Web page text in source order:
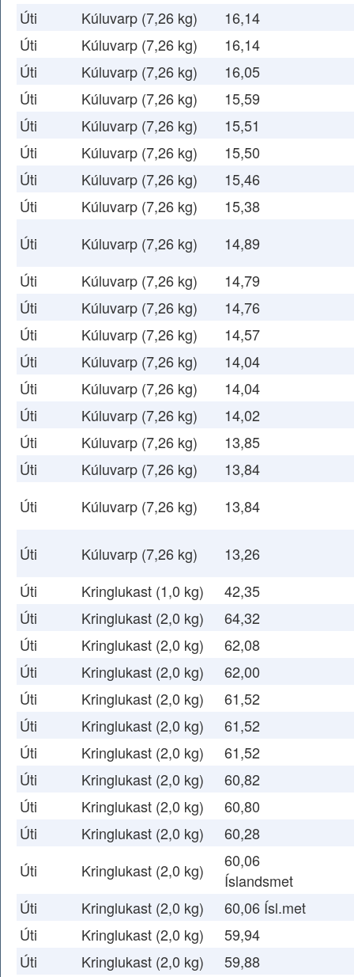
Úti
Kúluvarp (7,26 kg)
16,14
Úti
Kúluvarp (7,26 kg)
16,14
Úti
Kúluvarp (7,26 kg)
16,05
Úti
Kúluvarp (7,26 kg)
15,59
Úti
Kúluvarp (7,26 kg)
15,51
Úti
Kúluvarp (7,26 kg)
15,50
Úti
Kúluvarp (7,26 kg)
15,46
Úti
Kúluvarp (7,26 kg)
15,38
Úti
Kúluvarp (7,26 kg)
14,89
Úti
Kúluvarp (7,26 kg)
14,79
Úti
Kúluvarp (7,26 kg)
14,76
Úti
Kúluvarp (7,26 kg)
14,57
Úti
Kúluvarp (7,26 kg)
14,04
Úti
Kúluvarp (7,26 kg)
14,04
Úti
Kúluvarp (7,26 kg)
14,02
Úti
Kúluvarp (7,26 kg)
13,85
Úti
Kúluvarp (7,26 kg)
13,84
Úti
Kúluvarp (7,26 kg) 13,84
Úti Kúluvarp (7,26 kg)
13,26
Úti
Kringlukast (1,0 kg)
42,35
Úti
Kringlukast (2,0 kg)
64,32
Úti
Kringlukast (2,0 kg)
62,08
Úti
Kringlukast (2,0 kg)
62,00
Úti
Kringlukast (2,0 kg)
61,52
Úti
Kringlukast (2,0 kg)
61,52
Úti
Kringlukast (2,0 kg)
61,52
Úti
Kringlukast (2,0 kg)
60,82
Úti
Kringlukast (2,0 kg)
60,80
Úti
Kringlukast (2,0 kg)
60,28
Úti
Kringlukast (2,0 kg)
60,06
Íslandsmet
Úti
Kringlukast (2,0 kg)
60,06 Ísl.met
Úti
Kringlukast (2,0 kg)
59,94
Úti
Kringlukast (2,0 kg)
59,88